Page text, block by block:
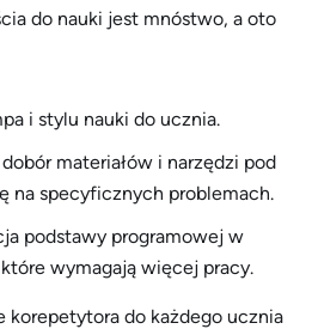
do nauki jest mnóstwo, a oto
i stylu nauki do ucznia.
materiałów i narzędzi pod
na specyficznych problemach.
podstawy programowej w
wymagają więcej pracy.
korepetytora do każdego ucznia